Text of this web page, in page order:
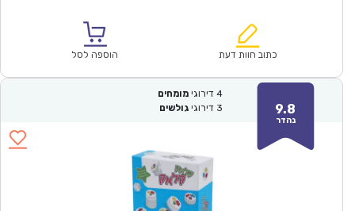
₪64.00.
הוא:
כתוב חוות דעת הוספה לסל
9.8
נהדר
4 דירוגי מומחים
3 דירוגי גולשים